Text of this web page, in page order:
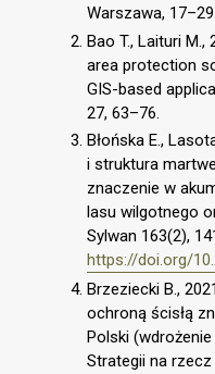
Warszawa, 17–29.
Bao T., Laituri
area protection
GIS-based
27, 63–76.
Błońska E.,
i struktura
znaczenie w
lasu wilgotnego
Sylwan 163(2),
https://doi.org/
Brzeziecki B.,
ochroną ścisłą
Polski
Strategii na